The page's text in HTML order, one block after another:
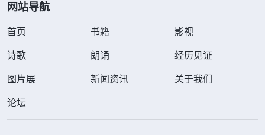
网站导航
首页 书籍
影视
诗歌
朗诵
经历见证
图片展
新闻资讯
关于我们
论坛